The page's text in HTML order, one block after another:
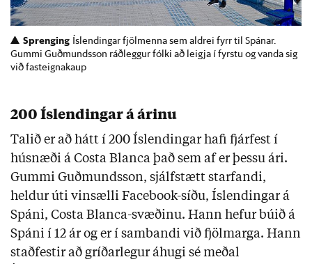
Sprenging Íslendingar fjölmenna sem aldrei fyrr til Spánar.
Gummi Guðmundsson ráðleggur fólki að leigja í fyrstu og vanda sig
við fasteignakaup
200 Íslendingar á árinu
Talið er að hátt í 200 Íslendingar hafi fjárfest í
húsnæði á Costa Blanca það sem af er þessu ári.
Gummi Guðmundsson, sjálfstætt starfandi,
heldur úti vinsælli Facebook-síðu, Íslendingar á
Spáni, Costa Blanca-svæðinu. Hann hefur búið á
Spáni í 12 ár og er í sambandi við fjölmarga. Hann
staðfestir að gríðarlegur áhugi sé meðal